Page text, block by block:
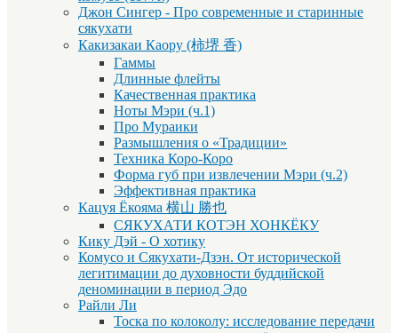
Джон Сингер - Про современные и старинные
сякухати
Какизакаи Каору (柿堺 香)
Гаммы
Длинные флейты
Качественная практика
Ноты Мэри (ч.1)
Про Мураики
Размышления о «Традиции»
Техника Коро-Коро
Форма губ при извлечении Мэри (ч.2)
Эффективная практика
Кацуя Ёкояма 横山 勝也
СЯКУХАТИ КОТЭН ХОНКЁКУ
Кику Дэй - О хотику
Комусо и Сякухати-Дзэн. От исторической
легитимации до духовности буддийской
деноминации в период Эдо
Райли Ли
Тоска по колоколу: исследование передачи